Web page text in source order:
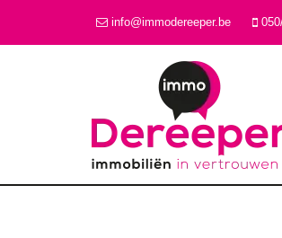
info@immodereeper.be